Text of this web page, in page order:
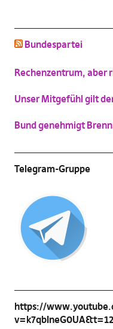
(
Bundespartei
Rechenzentrum, aber
Unser Mitgefühl gilt
Bund genehmigt
Telegram-Gruppe
https://